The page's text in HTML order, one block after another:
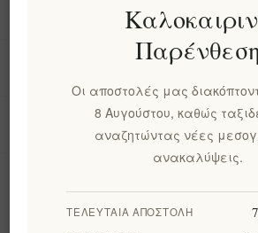
Πληροφορίες
Ο λογαριασμός
Εργαλεία
Παρένθεση
Οι αποστολές μας
8 Αυγούστου, καθώς
αναζητώντας νέες
ανακαλύψεις.
ΤΕΛΕΥΤΑΊΑ ΑΠΟΣΤΟΛΉ